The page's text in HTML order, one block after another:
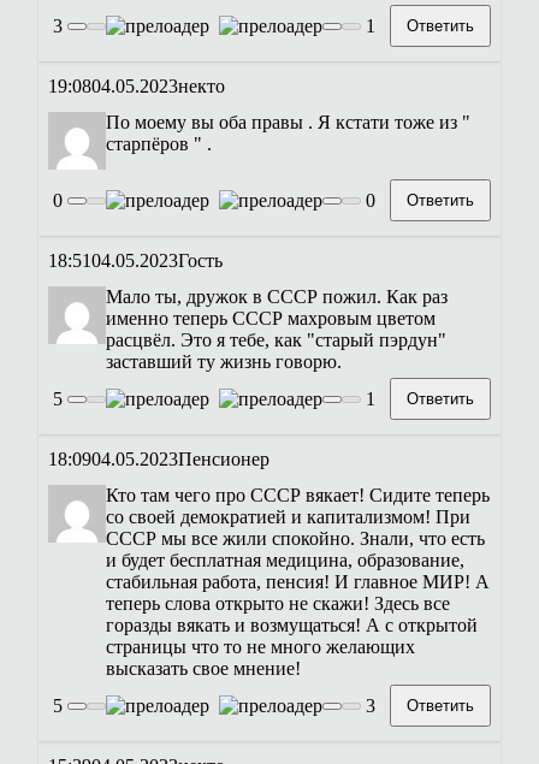
3
1 Ответить
19:0804.05.2023некто
По моему вы оба правы . Я кстати тоже из "
старпёров " .
0 0 Ответить
18:5104.05.2023Гость
Мало ты, дружок в СССР пожил. Как раз
именно теперь СССР махровым цветом
расцвёл. Это я тебе, как "старый пэрдун"
заставший ту жизнь говорю.
5
1 Ответить
18:0904.05.2023Пенсионер
Кто там чего про СССР вякает! Сидите теперь
со своей демократией и капитализмом! При
СССР мы все жили спокойно. Знали, что есть
и будет бесплатная медицина, образование,
стабильная работа, пенсия! И главное МИР! А
теперь слова открыто не скажи! Здесь все
горазды вякать и возмущаться! А с открытой
страницы что то не много желающих
высказать свое мнение!
5
3 Ответить